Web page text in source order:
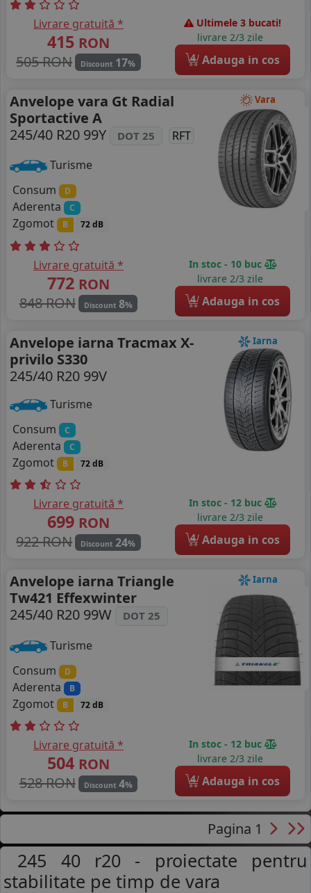
Livrare gratuită *
415 RON
505 RON
Discount 17%
Ultimele 3 bucati!
livrare 2/3 zile
4 Adauga in cos
Vara
Anvelope vara Gt Radial
Sportactive A
245/40 R20 99Y
DOT 25
RFT
Turisme
Consum
D
Aderenta C
Zgomot B 72 dB
Livrare gratuită *
772 RON
848 RON
Discount 8%
In stoc - 10 buc
livrare 2/3 zile
4 Adauga in cos
Iarna
Anvelope iarna Tracmax X-
privilo S330
245/40 R20 99V
Turisme
Consum
C
Aderenta C
Zgomot B 72 dB
Livrare gratuită *
699 RON
922 RON
Discount 24%
In stoc - 12 buc
livrare 2/3 zile
4 Adauga in cos
Iarna
Anvelope iarna Triangle
Tw421 Effexwinter
245/40 R20 99W
DOT 25
Turisme
Consum
D
Aderenta B
Zgomot B 72 dB
Livrare gratuită *
504 RON
528 RON
Discount 4%
In stoc - 12 buc
livrare 2/3 zile
4 Adauga in cos
Pagina 1
245 40 r20 - proiectate pentru
stabilitate pe timp de vara